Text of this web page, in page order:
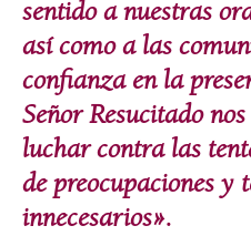
sentido a nuestras
así como a las
confianza en la
Señor Resucitado
luchar contra las
de preocupaciones y
innecesarios».